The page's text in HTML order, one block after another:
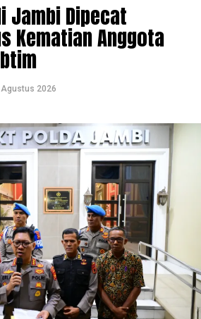
Jambi Dipecat
Kematian Anggota
2026